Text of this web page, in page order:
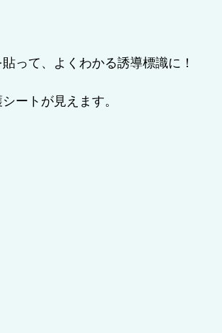
って、よくわかる誘導標識に！
ートが見えます。